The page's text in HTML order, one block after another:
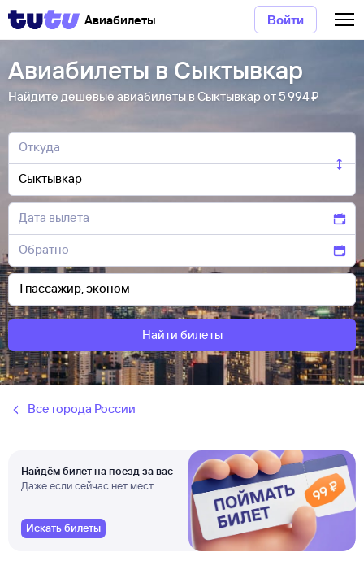
Авиабилеты Войти
Авиабилеты в Сыктывкар
Найдите дешевые авиабилеты в Сыктывкар от 5 ⁠994 ⁠₽
Найти билеты
Все города России
Найдём билет на поезд за вас
Даже если сейчас нет мест
Искать билеты